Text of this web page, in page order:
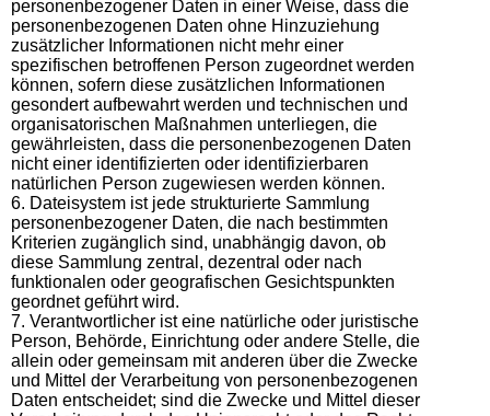
personenbezogener Daten in einer Weise, dass die
personenbezogenen Daten ohne Hinzuziehung
zusätzlicher Informationen nicht mehr einer
spezifischen betroffenen Person zugeordnet werden
können, sofern diese zusätzlichen Informationen
gesondert aufbewahrt werden und technischen und
organisatorischen Maßnahmen unterliegen, die
gewährleisten, dass die personenbezogenen Daten
nicht einer identifizierten oder identifizierbaren
natürlichen Person zugewiesen werden können.
6. Dateisystem ist jede strukturierte Sammlung
personenbezogener Daten, die nach bestimmten
Kriterien zugänglich sind, unabhängig davon, ob
diese Sammlung zentral, dezentral oder nach
funktionalen oder geografischen Gesichtspunkten
geordnet geführt wird.
7. Verantwortlicher ist eine natürliche oder juristische
Person, Behörde, Einrichtung oder andere Stelle, die
allein oder gemeinsam mit anderen über die Zwecke
und Mittel der Verarbeitung von personenbezogenen
Daten entscheidet; sind die Zwecke und Mittel dieser